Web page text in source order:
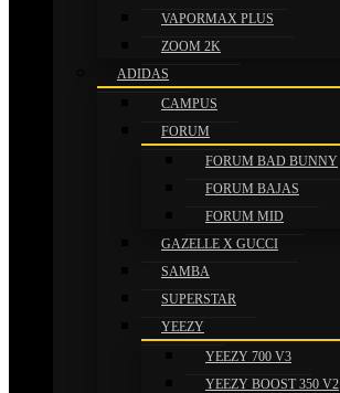
VAPORMAX PLUS
ZOOM 2K
ADIDAS
CAMPUS
FORUM
FORUM BAD BUNNY
FORUM BAJAS
FORUM MID
GAZELLE X GUCCI
SAMBA
SUPERSTAR
YEEZY
YEEZY 700 V3
YEEZY BOOST 350 V2